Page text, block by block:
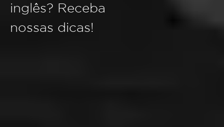
inglês? Receba
nossas dicas!